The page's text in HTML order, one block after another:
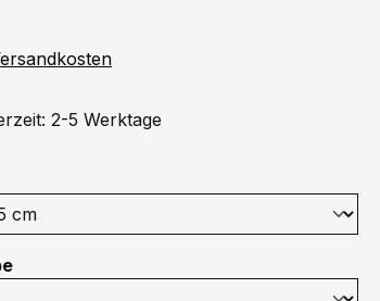
2-5 Werktage
auswählen